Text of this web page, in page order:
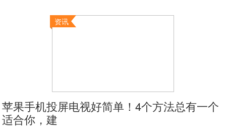
资讯
苹果手机投屏电视好简单！4个方法总有一个
适合你，建